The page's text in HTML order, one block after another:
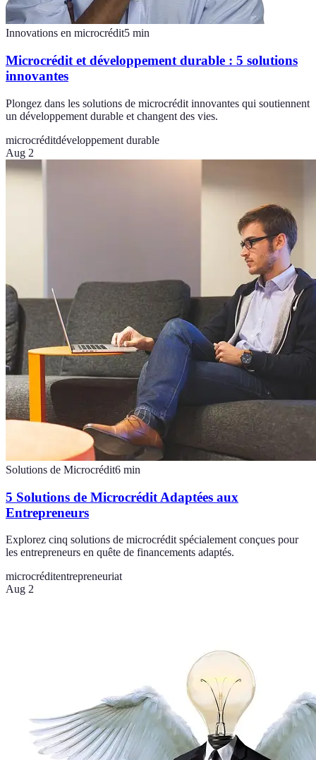
Innovations en microcrédit5 min
Microcrédit et développement durable : 5 solutions
innovantes
Plongez dans les solutions de microcrédit innovantes qui soutiennent
un développement durable et changent des vies.
microcréditdéveloppement durable
Aug 2
Solutions de Microcrédit6 min
5 Solutions de Microcrédit Adaptées aux
Entrepreneurs
Explorez cinq solutions de microcrédit spécialement conçues pour
les entrepreneurs en quête de financements adaptés.
microcréditentrepreneuriat
Aug 2